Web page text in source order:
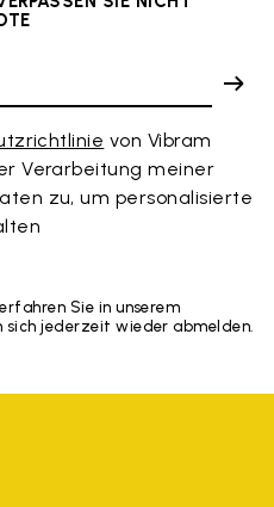
von Vibram
Verarbeitung meiner
zu, um personalisierte
Sie in unserem
sich jederzeit wieder abmelden.